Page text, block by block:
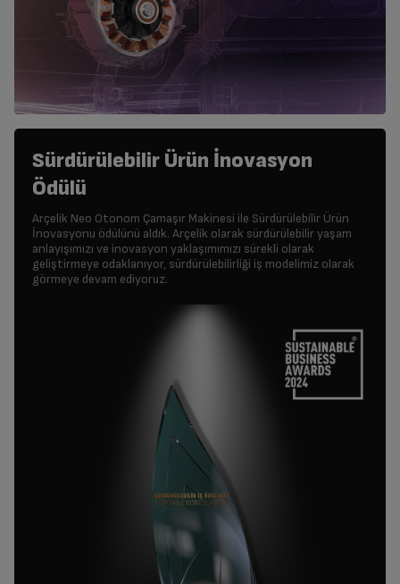
Sürdürülebilir Ürün İnovasyon
Ödülü
Arçelik Neo Otonom Çamaşır Makinesi ile Sürdürülebilir Ürün
İnovasyonu ödülünü aldık. Arçelik olarak sürdürülebilir yaşam
anlayışımızı ve inovasyon yaklaşımımızı sürekli olarak
geliştirmeye odaklanıyor, sürdürülebilirliği iş modelimiz olarak
görmeye devam ediyoruz.